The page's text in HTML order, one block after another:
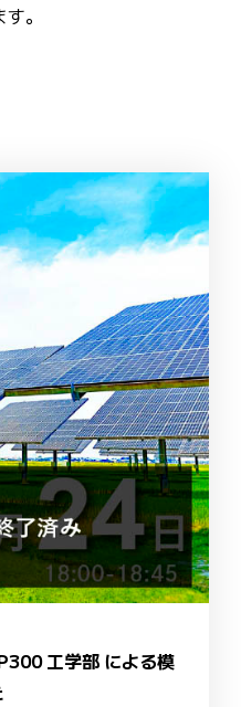
。
工学部 による模